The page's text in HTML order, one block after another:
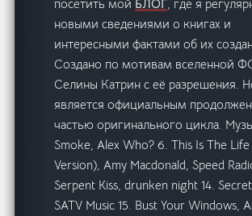
посетить мой БЛОГ, где я
новыми сведениями о книгах и
интересными фактами об их
Создано по мотивам вселенной
Селины Катрин с её разрешения.
является официальным
частью оригинального цикла.
Smoke, Alex Who? 6. This Is The Life
Version), Amy Macdonald, Speed
Serpent Kiss, drunken night 14.
SATV Music 15. Bust Your Windows,